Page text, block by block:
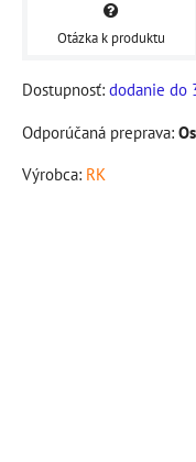
Otázka k produktu
Dostupnosť: dodanie do
Výrobca: RK